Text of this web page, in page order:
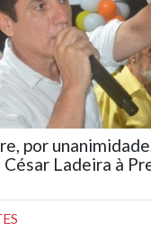
por
Ladeira à